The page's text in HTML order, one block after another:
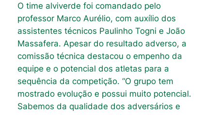
O time alviverde foi comandado pelo
professor Marco Aurélio, com auxílio dos
assistentes técnicos Paulinho Togni e João
Massafera. Apesar do resultado adverso, a
comissão técnica destacou o empenho da
equipe e o potencial dos atletas para a
sequência da competição. “O grupo tem
mostrado evolução e possui muito potencial.
Sabemos da qualidade dos adversários e